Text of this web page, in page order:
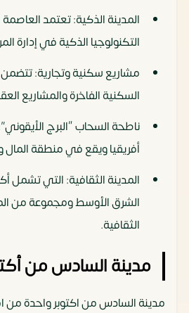
المدينة الذكية: تعتمد العاصمة
التكنولوجيا الذكية في إدارة
مشاريع سكنية وتجارية: تتضمن
السكنية الفاخرة والمشاريع
ناطحة السحاب “البرج
أفريقيا ويقع في منطقة المال
المدينة الثقافية: التي تشمل
الشرق الأوسط ومجموعة من
الثقافية.
مدينة السادس من
مدينة السادس من اكتوبر واحدة